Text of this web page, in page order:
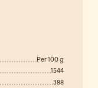
Per 100 g
1544
388